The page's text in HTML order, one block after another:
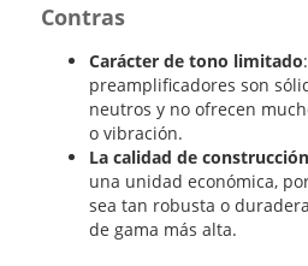
Contras
Carácter de tono limitado
preamplificadores son
neutros y no ofrecen
o vibración.
La calidad de
una unidad económica,
sea tan robusta o
de gama más alta.